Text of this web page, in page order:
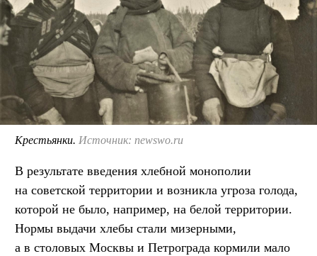
Крестьянки. Источник: newswo.ru
В результате введения хлебной монополии
на советской территории и возникла угроза голода,
которой не было, например, на белой территории.
Нормы выдачи хлебы стали мизерными,
а в столовых Москвы и Петрограда кормили мало